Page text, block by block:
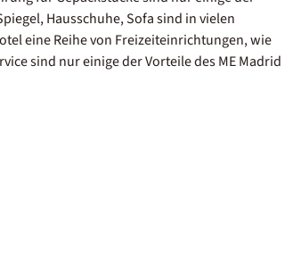
Hausschuhe, Sofa sind in vielen
eine Reihe von Freizeiteinrichtungen, wie
sind nur einige der Vorteile des ME Madrid